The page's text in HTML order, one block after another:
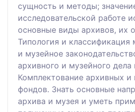
сущность и методы;
исследовательской работе
основные виды архивов, их
Типология и классификация
и музейное
архивного и музейного дела
Комплектование архивных и
фондов. Знать основные
архива и музея и уметь